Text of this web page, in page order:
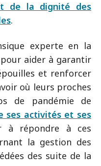
de la dignité des
.
experte en la
aider à garantir
et renforcer
où leurs proches
de pandémie de
ses activités et ses
à répondre à ces
la gestion des
des suite de la